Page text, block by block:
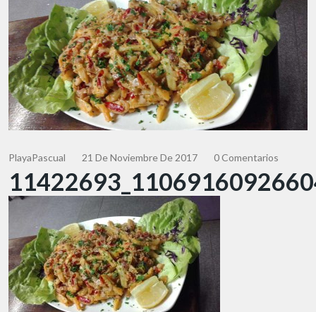
PlayaPascual 21 De Noviembre De 2017 0 Comentarios